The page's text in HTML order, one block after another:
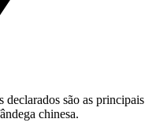
são as principais
chinesa.